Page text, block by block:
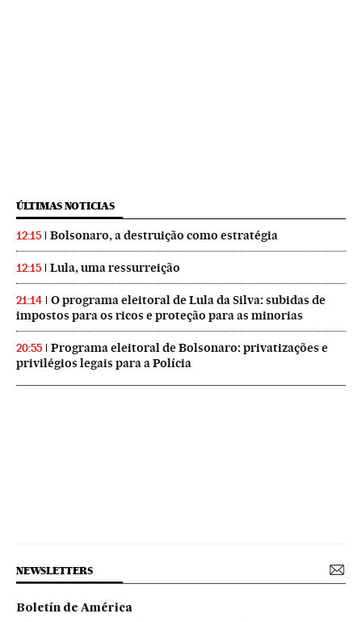
ÚLTIMAS NOTICIAS
12:15 Bolsonaro, a destruição como estratégia
12:15 Lula, uma ressurreição
21:14
O programa eleitoral de Lula da Silva: subidas de
impostos para os ricos e proteção para as minorias
20:55
Programa eleitoral de Bolsonaro: privatizações e
privilégios legais para a Polícia
NEWSLETTERS
Boletín de América